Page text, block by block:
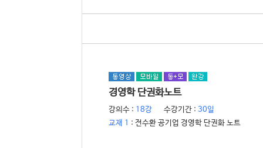
경영학 단권화노트
강의수 : 18강 수강기간 : 30일
교재 1 : 전수환 공기업 경영학 단권화 노트